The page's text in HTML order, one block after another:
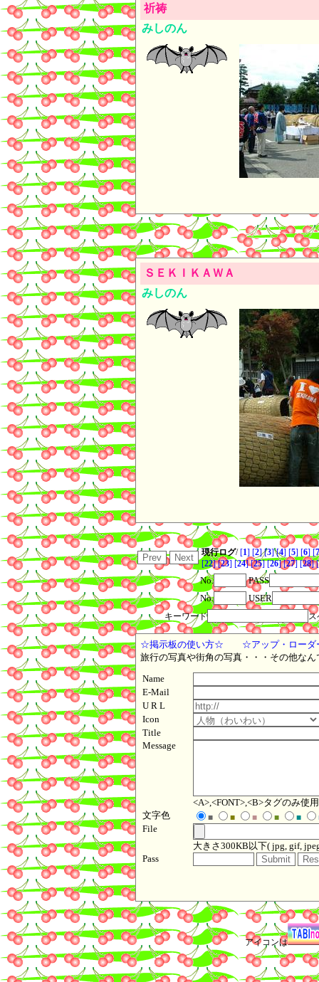
祈祷
みしのん
ＳＥＫＩＫＡＷＡ
みしのん
現行ログ/ [1] [2] [3] [4] [5] [6] [7
[22] [23] [24] [25] [26] [27] [28] [
No.
PASS
No.
USER
キーワード
☆掲示板の使い方☆
☆アップ・ロ
旅行の写真や街角の写真・・・その他な
Name
E-Mail
U R L
Icon
Title
Message
<A>,<FONT>,<B>タグのみ使
文字色
■ ■ ■ ■ ■
File
大きさ300KB以下( jpg, gif,
Pass
アイコンは